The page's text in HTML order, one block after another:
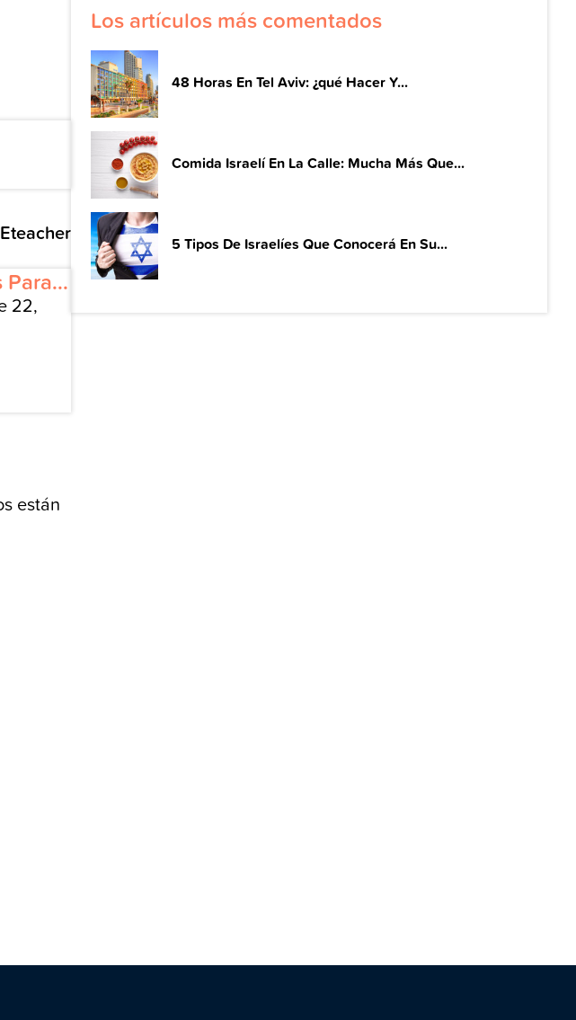
Eteacher
22,
están
Los artículos más comentados
48 Horas En Tel Aviv: ¿qué Hacer Y...
Comida Israelí En La Calle: Mucha Más Que...
5 Tipos De Israelíes Que Conocerá En Su...